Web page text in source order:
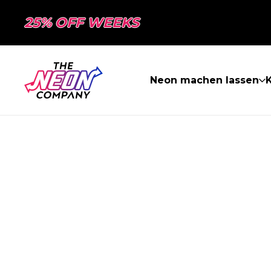
25% OFF WEEKS
Neon machen lassen